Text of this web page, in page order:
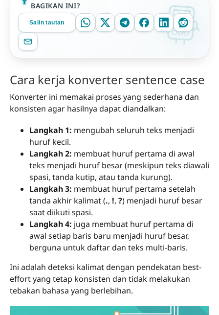
BAGIKAN INI?
Salin tautan
Cara kerja konverter sentence case
Konverter ini memakai proses yang sederhana dan
konsisten agar hasilnya dapat diandalkan:
Langkah 1: mengubah seluruh teks menjadi
huruf kecil.
Langkah 2: membuat huruf pertama di awal
teks menjadi huruf besar (meskipun teks diawali
spasi, tanda kutip, atau tanda kurung).
Langkah 3: membuat huruf pertama setelah
tanda akhir kalimat (., !, ?) menjadi huruf besar
saat diikuti spasi.
Langkah 4: juga membuat huruf pertama di
awal setiap baris baru menjadi huruf besar,
berguna untuk daftar dan teks multi-baris.
Ini adalah deteksi kalimat dengan pendekatan best-
effort yang tetap konsisten dan tidak melakukan
tebakan bahasa yang berlebihan.